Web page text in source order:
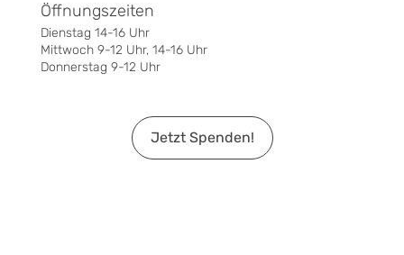
Jetzt Spenden!
Dienstag 14-16 Uhr
Mittwoch 9-12 Uhr, 14-16 Uhr
Donnerstag 9-12 Uhr
Öffnungszeiten